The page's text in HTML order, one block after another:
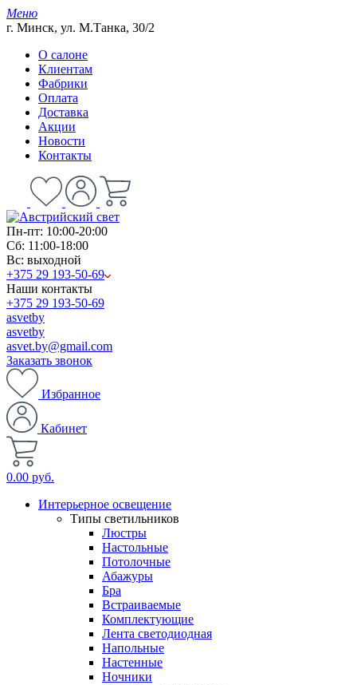
Меню
г. Минск, ул. М.Танка, 30/2
О салоне
Клиентам
Фабрики
Оплата
Доставка
Акции
Новости
Контакты
Пн-пт: 10:00-20:00
Сб: 11:00-18:00
Вс: выходной
+375 29 193-50-69
Наши контакты
+375 29 193-50-69
asvetby
asvetby
asvet.by@gmail.com
Заказать звонок
Избранное
Кабинет
0.00 руб.
Интерьерное освещение
Типы светильников
Люстры
Настольные
Потолочные
Абажуры
Бра
Встраиваемые
Комплектующие
Лента светодиодная
Напольные
Настенные
Ночники